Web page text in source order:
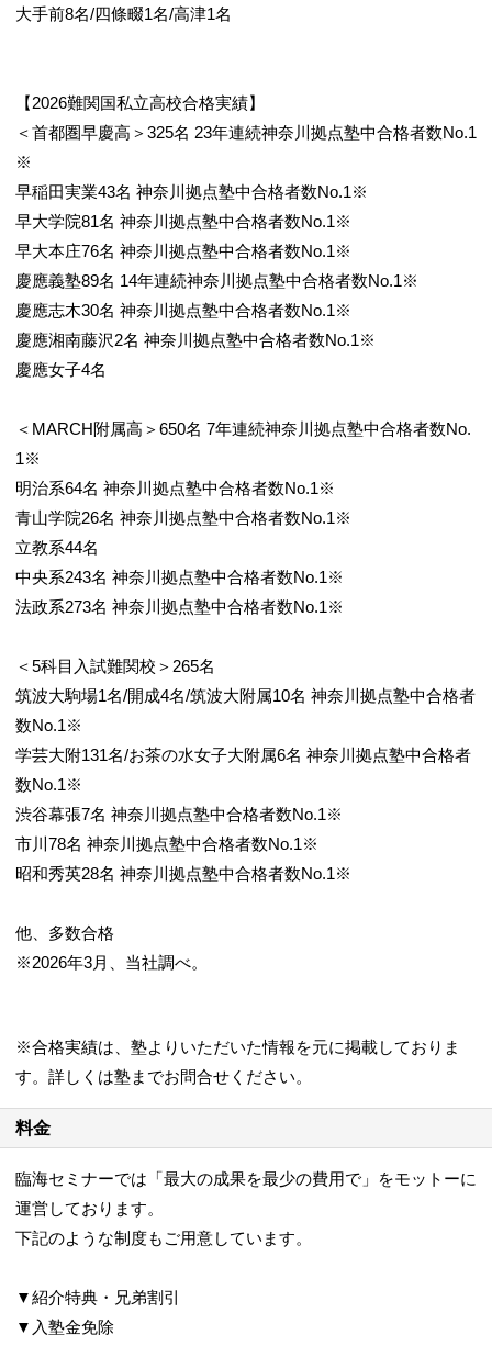
大手前8名/四條畷1名/高津1名
【2026難関国私立高校合格実績】
＜首都圏早慶高＞325名 23年連続神奈川拠点塾中合格者数No.1
※
早稲田実業43名 神奈川拠点塾中合格者数No.1※
早大学院81名 神奈川拠点塾中合格者数No.1※
早大本庄76名 神奈川拠点塾中合格者数No.1※
慶應義塾89名 14年連続神奈川拠点塾中合格者数No.1※
慶應志木30名 神奈川拠点塾中合格者数No.1※
慶應湘南藤沢2名 神奈川拠点塾中合格者数No.1※
慶應女子4名
＜MARCH附属高＞650名 7年連続神奈川拠点塾中合格者数No.
1※
明治系64名 神奈川拠点塾中合格者数No.1※
青山学院26名 神奈川拠点塾中合格者数No.1※
立教系44名
中央系243名 神奈川拠点塾中合格者数No.1※
法政系273名 神奈川拠点塾中合格者数No.1※
＜5科目入試難関校＞265名
筑波大駒場1名/開成4名/筑波大附属10名 神奈川拠点塾中合格者
数No.1※
学芸大附131名/お茶の水女子大附属6名 神奈川拠点塾中合格者
数No.1※
渋谷幕張7名 神奈川拠点塾中合格者数No.1※
市川78名 神奈川拠点塾中合格者数No.1※
昭和秀英28名 神奈川拠点塾中合格者数No.1※
他、多数合格
※2026年3月、当社調べ。
※合格実績は、塾よりいただいた情報を元に掲載しておりま
す。詳しくは塾までお問合せください。
料金
臨海セミナーでは「最大の成果を最少の費用で」をモットーに
運営しております。
下記のような制度もご用意しています。
▼紹介特典・兄弟割引
▼入塾金免除